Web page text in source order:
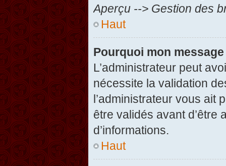
Aperçu --> Gestion des
Haut
Pourquoi mon
L’administrateur peut
nécessite la validation
l’administrateur vous ait
être validés avant d’être
d’informations.
Haut